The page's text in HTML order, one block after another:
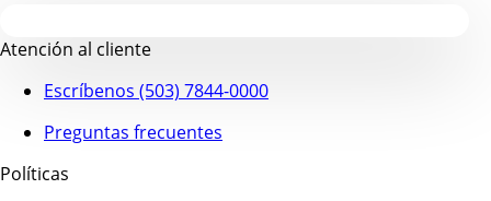
Atención al cliente
Escríbenos (503) 7844-0000
Preguntas frecuentes
Políticas